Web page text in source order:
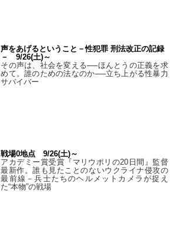
声をあげるということ－性犯罪 刑法改正の記録
－ 9/26(土)～
その声は、社会を変える──ほんとうの正義を求
めて。誰のための法なのか──立ち上がる性暴力
サバイバー
戦場0地点 9/26(土)～
アカデミー賞受賞『マリウポリの20日間』監督
最新作。誰も見たことのないウクライナ侵攻の
最前線－兵士たちのヘルメットカメラが捉え
た“本物”の戦場